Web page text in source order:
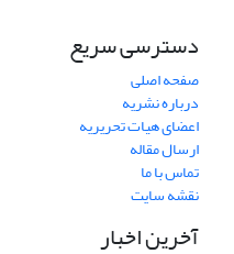
دسترسی سریع
صفحه اصلی
درباره نشریه
اعضای هیات تحریریه
ارسال مقاله
تماس با ما
نقشه سایت
آخرین اخبار